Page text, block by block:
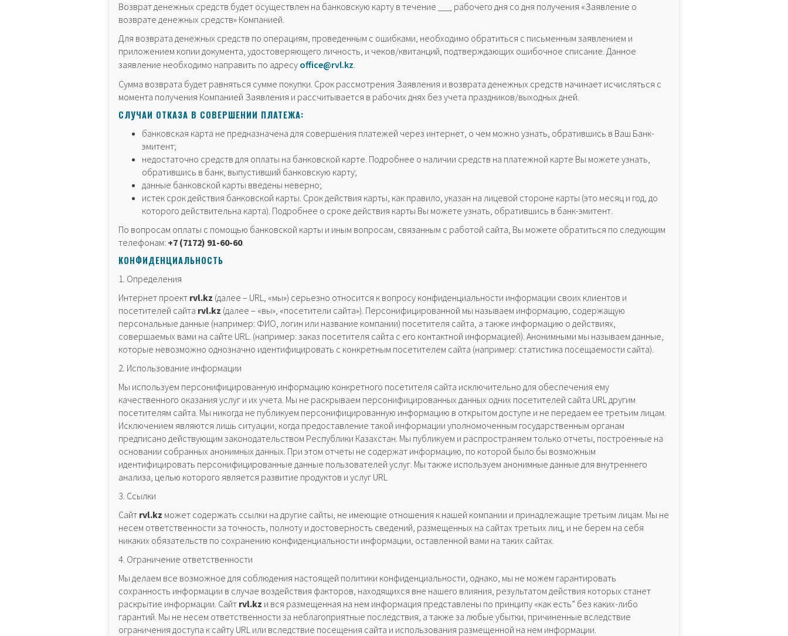
Возврат денежных средств будет осуществлен на банковскую карту в течение ___ рабочего дня со дня получения «Заявление о
возврате денежных средств» Компанией.
Для возврата денежных средств по операциям, проведенным с ошибками, необходимо обратиться с письменным заявлением и
приложением копии документа, удостоверяющего личность, и чеков/квитанций, подтверждающих ошибочное списание. Данное
заявление необходимо направить по адресу office@rvl.kz.
Сумма возврата будет равняться сумме покупки. Срок рассмотрения Заявления и возврата денежных средств начинает исчисляться с
момента получения Компанией Заявления и рассчитывается в рабочих днях без учета праздников/выходных дней.
СЛУЧАИ ОТКАЗА В СОВЕРШЕНИИ ПЛАТЕЖА:
банковская карта не предназначена для совершения платежей через интернет, о чем можно узнать, обратившись в Ваш Банк-
эмитент;
недостаточно средств для оплаты на банковской карте. Подробнее о наличии средств на платежной карте Вы можете узнать,
обратившись в банк, выпустивший банковскую карту;
данные банковской карты введены неверно;
истек срок действия банковской карты. Срок действия карты, как правило, указан на лицевой стороне карты (это месяц и год, до
которого действительна карта). Подробнее о сроке действия карты Вы можете узнать, обратившись в банк-эмитент.
По вопросам оплаты с помощью банковской карты и иным вопросам, связанным с работой сайта, Вы можете обратиться по следующим
телефонам: +7 (7172) 91-60-60.
КОНФИДЕНЦИАЛЬНОСТЬ
1. Определения
Интернет проект rvl.kz (далее – URL, «мы») серьезно относится к вопросу конфиденциальности информации своих клиентов и
посетителей сайта rvl.kz (далее – «вы», «посетители сайта»). Персонифицированной мы называем информацию, содержащую
персональные данные (например: ФИО, логин или название компании) посетителя сайта, а также информацию о действиях,
совершаемых вами на сайте URL. (например: заказ посетителя сайта с его контактной информацией). Анонимными мы называем данные,
которые невозможно однозначно идентифицировать с конкретным посетителем сайта (например: статистика посещаемости сайта).
2. Использование информации
Мы используем персонифицированную информацию конкретного посетителя сайта исключительно для обеспечения ему
качественного оказания услуг и их учета. Мы не раскрываем персонифицированных данных одних посетителей сайта URL другим
посетителям сайта. Мы никогда не публикуем персонифицированную информацию в открытом доступе и не передаем ее третьим лицам.
Исключением являются лишь ситуации, когда предоставление такой информации уполномоченным государственным органам
предписано действующим законодательством Республики Казахстан. Мы публикуем и распространяем только отчеты, построенные на
основании собранных анонимных данных. При этом отчеты не содержат информацию, по которой было бы возможным
идентифицировать персонифицированные данные пользователей услуг. Мы также используем анонимные данные для внутреннего
анализа, целью которого является развитие продуктов и услуг URL
3. Ссылки
Сайт rvl.kz может содержать ссылки на другие сайты, не имеющие отношения к нашей компании и принадлежащие третьим лицам. Мы не
несем ответственности за точность, полноту и достоверность сведений, размещенных на сайтах третьих лиц, и не берем на себя
никаких обязательств по сохранению конфиденциальности информации, оставленной вами на таких сайтах.
4. Ограничение ответственности
Мы делаем все возможное для соблюдения настоящей политики конфиденциальности, однако, мы не можем гарантировать
сохранность информации в случае воздействия факторов, находящихся вне нашего влияния, результатом действия которых станет
раскрытие информации. Сайт rvl.kz и вся размещенная на нем информация представлены по принципу «как есть” без каких-либо
гарантий. Мы не несем ответственности за неблагоприятные последствия, а также за любые убытки, причиненные вследствие
ограничения доступа к сайту URL или вследствие посещения сайта и использования размещенной на нем информации.